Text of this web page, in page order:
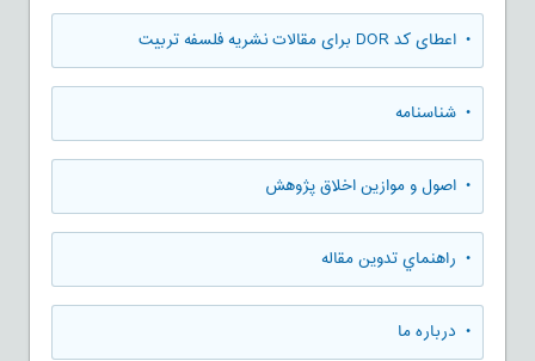
• اعطای کد DOR برای مقالات نشریه فلسفه تربیت
• شناسنامه
• اصول و موازین اخلاق پژوهش
• راهنماي تدوين مقاله
• درباره ما